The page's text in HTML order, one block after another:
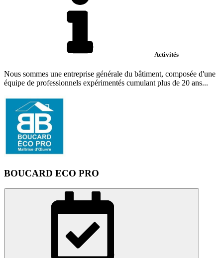
Activités
Nous sommes une entreprise générale du bâtiment, composée d'une
équipe de professionnels expérimentés cumulant plus de 20 ans...
BOUCARD ECO PRO